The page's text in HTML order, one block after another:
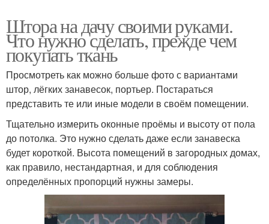
Штора на дачу своими руками.
Что нужно сделать, прежде чем
покупать ткань
Просмотреть как можно больше фото с вариантами
штор, лёгких занавесок, портьер. Постараться
представить те или иные модели в своём помещении.
Тщательно измерить оконные проёмы и высоту от пола
до потолка. Это нужно сделать даже если занавеска
будет короткой. Высота помещений в загородных домах,
как правило, нестандартная, и для соблюдения
определённых пропорций нужны замеры.